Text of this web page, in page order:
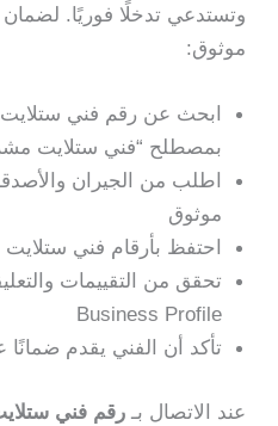
وتستدعي تدخلًا فوريًا.
موثوق:
بمصطلح “فني ستلايت
اطلب من الجيران
موثوق
احتفظ بأرقام فني
Business Profile
تأكد أن الفني يقدم
عند الاتصال بـ رقم فني